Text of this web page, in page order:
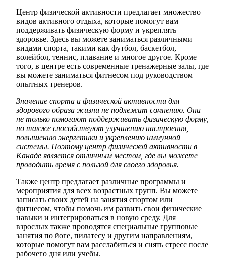
Центр физической активности предлагает множество
видов активного отдыха, которые помогут вам
поддерживать физическую форму и укреплять
здоровье. Здесь вы можете заниматься различными
видами спорта, такими как футбол, баскетбол,
волейбол, теннис, плавание и многое другое. Кроме
того, в центре есть современные тренажерные залы, где
вы можете заниматься фитнесом под руководством
опытных тренеров.
Значение спорта и физической активности для
здорового образа жизни не подлежит сомнению. Они
не только помогают поддерживать физическую форму,
но также способствуют улучшению настроения,
повышению энергетики и укреплению иммунной
системы. Поэтому центр физической активности в
Канаде является отличным местом, где вы можете
проводить время с пользой для своего здоровья.
Также центр предлагает различные программы и
мероприятия для всех возрастных групп. Вы можете
записать своих детей на занятия спортом или
фитнесом, чтобы помочь им развить свои физические
навыки и интегрироваться в новую среду. Для
взрослых также проводятся специальные групповые
занятия по йоге, пилатесу и другим направлениям,
которые помогут вам расслабиться и снять стресс после
рабочего дня или учебы.